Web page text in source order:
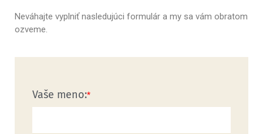
Neváhajte vyplniť nasledujúci formulár a my sa vám obratom
ozveme.
Vaše meno: